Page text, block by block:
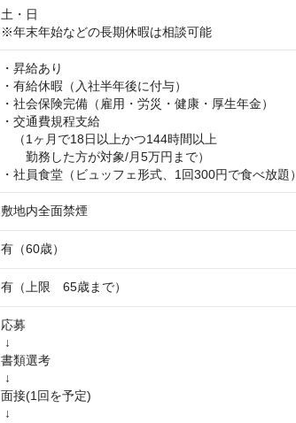
土・日
※年末年始などの長期休暇は相談可能
・昇給あり
・有給休暇（入社半年後に付与）
・社会保険完備（雇用・労災・健康・厚生年金）
・交通費規程支給
（1ヶ月で18日以上かつ144時間以上
勤務した方が対象/月5万円まで）
・社員食堂（ビュッフェ形式、1回300円で食べ放題）
敷地内全面禁煙
有（60歳）
有（上限　65歳まで）
応募
書類選考
面接(1回を予定)